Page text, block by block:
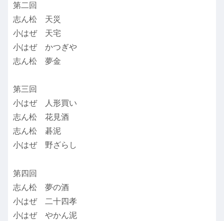
第二回
志ん松 天災
小はぜ 天宅
小はぜ かつぎや
志ん松 夢金
第三回
小はぜ 人形買い
志ん松 花見酒
志ん松 碁泥
小はぜ 野ざらし
第四回
志ん松 夢の酒
小はぜ 二十四孝
小はぜ やかん泥